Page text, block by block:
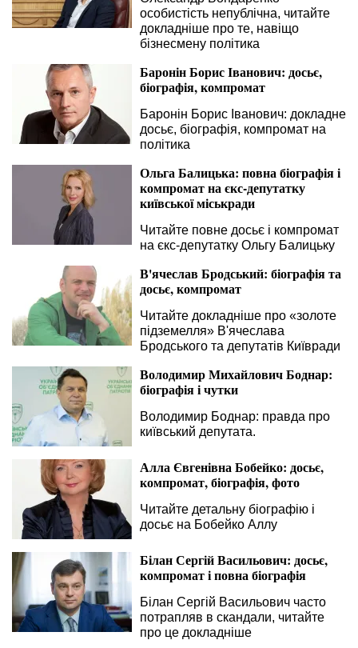
особистість непублічна, читайте
докладніше про те, навіщо
бізнесмену політика
Баронін Борис Іванович: досьє,
біографія, компромат
Баронін Борис Іванович: докладне
досьє, біографія, компромат на
політика
Ольга Балицька: повна біографія і
компромат на єкс-депутатку
київської міськради
Читайте повне досьє і компромат
на єкс-депутатку Ольгу Балицьку
В'ячеслав Бродський: біографія та
досьє, компромат
Читайте докладніше про «золоте
підземелля» В'ячеслава
Бродського та депутатів Київради
Володимир Михайлович Боднар:
біографія і чутки
Володимир Боднар: правда про
київський депутата.
Алла Євгенівна Бобейко: досьє,
компромат, біографія, фото
Читайте детальну біографію і
досьє на Бобейко Аллу
Білан Сергій Васильович: досьє,
компромат і повна біографія
Білан Сергій Васильович часто
потрапляв в скандали, читайте
про це докладніше